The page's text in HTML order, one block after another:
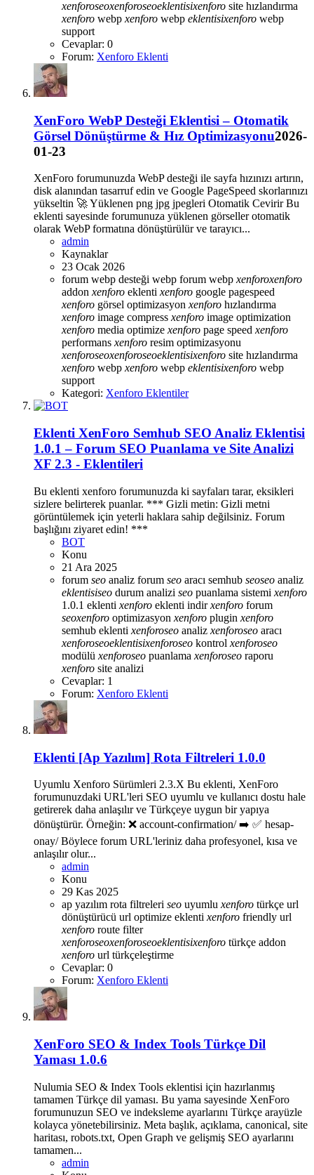
xenforoseoxenforoseoeklentisixenforo site hızlandırma
xenforo webp xenforo webp eklentisixenforo webp
support
Cevaplar: 0
Forum: Xenforo Eklenti
XenForo WebP Desteği Eklentisi – Otomatik
Görsel Dönüştürme & Hız Optimizasyonu2026-
01-23
XenForo forumunuzda WebP desteği ile sayfa hızınızı artırın,
disk alanından tasarruf edin ve Google PageSpeed skorlarınızı
yükseltin 🚀 Yüklenen png jpg jpegleri Otomatik Cevirir Bu
eklenti sayesinde forumunuza yüklenen görseller otomatik
olarak WebP formatına dönüştürülür ve tarayıcı...
admin
Kaynaklar
23 Ocak 2026
forum webp desteği webp forum webp xenforoxenforo
addon xenforo eklenti xenforo google pagespeed
xenforo görsel optimizasyon xenforo hızlandırma
xenforo image compress xenforo image optimization
xenforo media optimize xenforo page speed xenforo
performans xenforo resim optimizasyonu
xenforoseoxenforoseoeklentisixenforo site hızlandırma
xenforo webp xenforo webp eklentisixenforo webp
support
Kategori: Xenforo Eklentiler
Eklenti XenForo Semhub SEO Analiz Eklentisi
1.0.1 – Forum SEO Puanlama ve Site Analizi
XF 2.3 - Eklentileri
Bu eklenti xenforo forumunuzda ki sayfaları tarar, eksikleri
sizlere belirterek puanlar. *** Gizli metin: Gizli metni
görüntülemek için yeterli haklara sahip değilsiniz. Forum
başlığını ziyaret edin! ***
BOT
Konu
21 Ara 2025
forum seo analiz forum seo aracı semhub seoseo analiz
eklentisiseo durum analizi seo puanlama sistemi xenforo
1.0.1 eklenti xenforo eklenti indirxenforo forum
seoxenforo optimizasyon xenforo plugin xenforo
semhub eklenti xenforoseo analiz xenforoseo aracı
xenforoseoeklentisixenforoseo kontrol xenforoseo
modülü xenforoseo puanlama xenforoseo raporu
xenforo site analizi
Cevaplar: 1
Forum: Xenforo Eklenti
Eklenti [Ap Yazılım] Rota Filtreleri 1.0.0
Uyumlu Xenforo Sürümleri 2.3.X Bu eklenti, XenForo
forumunuzdaki URL'leri SEO uyumlu ve kullanıcı dostu hale
getirerek daha anlaşılır ve Türkçeye uygun bir yapıya
dönüştürür. Örneğin: ❌ account-confirmation/ ➡️ ✅ hesap-
onay/ Böylece forum URL'leriniz daha profesyonel, kısa ve
anlaşılır olur...
admin
Konu
29 Kas 2025
ap yazılım rota filtreleri seo uyumlu xenforo türkçe url
dönüştürücü url optimize eklenti xenforo friendly url
xenforo route filter
xenforoseoxenforoseoeklentisixenforo türkçe addon
xenforo url türkçeleştirme
Cevaplar: 0
Forum: Xenforo Eklenti
XenForo SEO & Index Tools Türkçe Dil
Yaması 1.0.6
Nulumia SEO & Index Tools eklentisi için hazırlanmış
tamamen Türkçe dil yaması. Bu yama sayesinde XenForo
forumunuzun SEO ve indeksleme ayarlarını Türkçe arayüzle
kolayca yönetebilirsiniz. Meta başlık, açıklama, canonical, site
haritası, robots.txt, Open Graph ve gelişmiş SEO ayarlarını
tamamen...
admin